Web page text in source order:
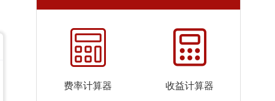
1.755
2026-
1.751
费率计算器 收益计算器